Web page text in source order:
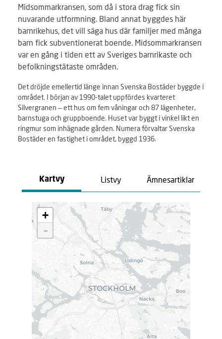
Midsommarkransen, som då i stora drag fick sin
nuvarande utformning. Bland annat byggdes här
barnrikehus, det vill säga hus där familjer med många
barn fick subventionerat boende. Midsommarkransen
var en gång i tiden ett av Sveriges barnrikaste och
befolkningstätaste områden.
Det dröjde emellertid länge innan Svenska Bostäder byggde i
området. I början av 1990-talet uppfördes kvarteret
Silvergranen – ett hus om fem våningar och 87 lägenheter,
barnstuga och gruppboende. Huset var byggt i vinkel likt en
ringmur som inhägnade gården. Numera förvaltar Svenska
Bostäder en fastighet i området, byggd 1936.
Kartvy Listvy Ämnesartiklar
a
.
.
+
-